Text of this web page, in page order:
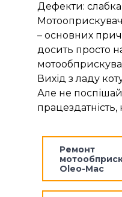
Дефекти:
– основних
досить просто
Вихід з ладу
Але не
Ремонт
Oleo-Mac